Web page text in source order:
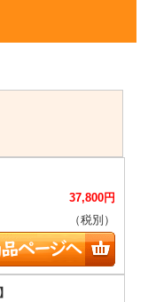
37,800円
（税別）